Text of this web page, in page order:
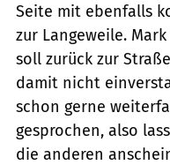
Seite mit ebenfalls
zur Langeweile.
soll zurück zur
damit nicht
schon gerne
gesprochen, also
die anderen